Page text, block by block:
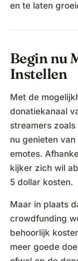
en te laten
Begin nu
Instellen
Met de
donatiekanaal
streamers
nu genieten
emotes.
kijker zich wil
5 dollar kosten.
Maar in plaats
crowdfunding
behoorlijk
meer goede